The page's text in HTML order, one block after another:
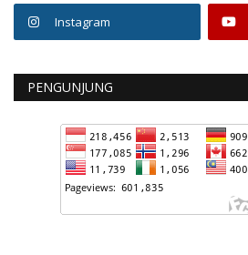
Instagram
PENGUNJUNG